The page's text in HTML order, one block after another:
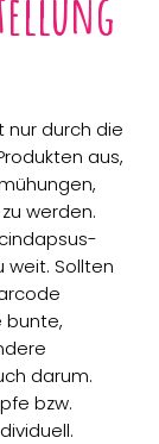
nur durch die
aus,
werden.
weit. Sollten
bunte,
darum.
bzw.